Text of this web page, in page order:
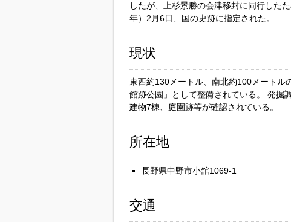
したが、上杉景勝の会津移封に同行した
年）2月6日、国の史跡に指定された。
現状
東西約130メートル、南北約100メートル
館跡公園」として整備されている。 発掘
建物7棟、庭園跡等が確認されている。
所在地
長野県中野市小舘1069-1
交通